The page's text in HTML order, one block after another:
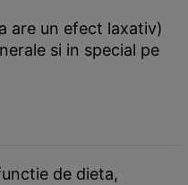
are un efect laxativ)
si in special pe
de dieta,